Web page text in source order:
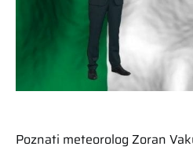
Poznati meteorolog Zoran